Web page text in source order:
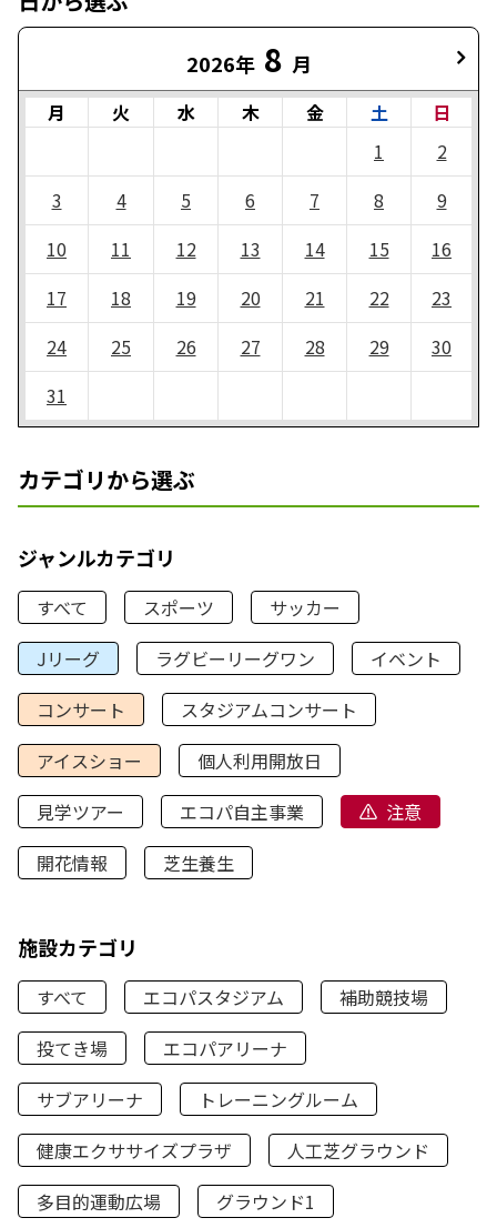
2026年 8 月
月 火 水 木 金 土
日
1
2
3
4 5 6 7 8
9
10
11 12 13 14 15
16
17
18 19 20 21 22
23
24
25 26 27 28 29
30
31
カテゴリから選ぶ
ジャンルカテゴリ
すべて スポーツ
サッカー
Jリーグ
ラグビーリーグワン
イベント
コンサート
スタジアムコンサート
アイスショー
個人利用開放日
見学ツアー
エコパ自主事業
注意
開花情報
芝生養生
施設カテゴリ
すべて エコパスタジアム
補助競技場
投てき場
エコパアリーナ
サブアリーナ
トレーニングルーム
健康エクササイズプラザ
人工芝グラウンド
多目的運動広場
グラウンド1